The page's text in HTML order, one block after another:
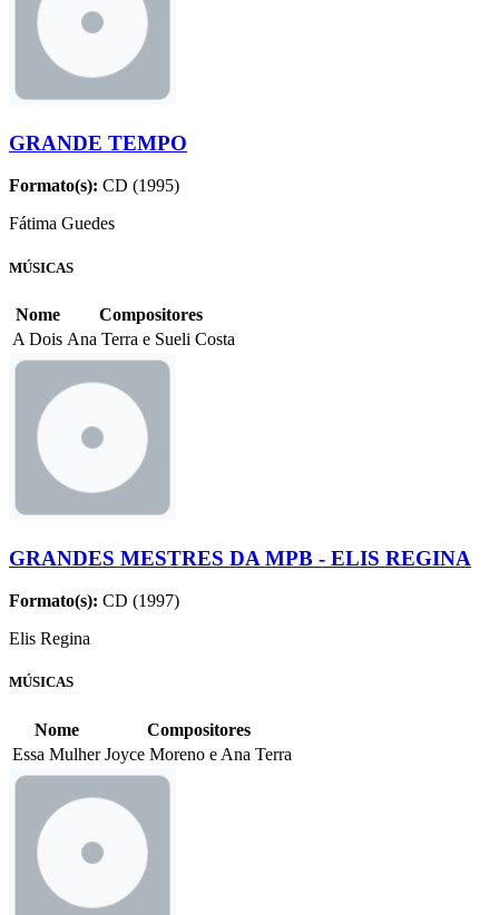
GRANDE TEMPO
Formato(s): CD (1995)
Fátima Guedes
MÚSICAS
Nome
Compositores
A Dois Ana Terra e Sueli Costa
GRANDES MESTRES DA MPB - ELIS REGINA
Formato(s): CD (1997)
Elis Regina
MÚSICAS
Nome
Compositores
Essa Mulher Joyce Moreno e Ana Terra